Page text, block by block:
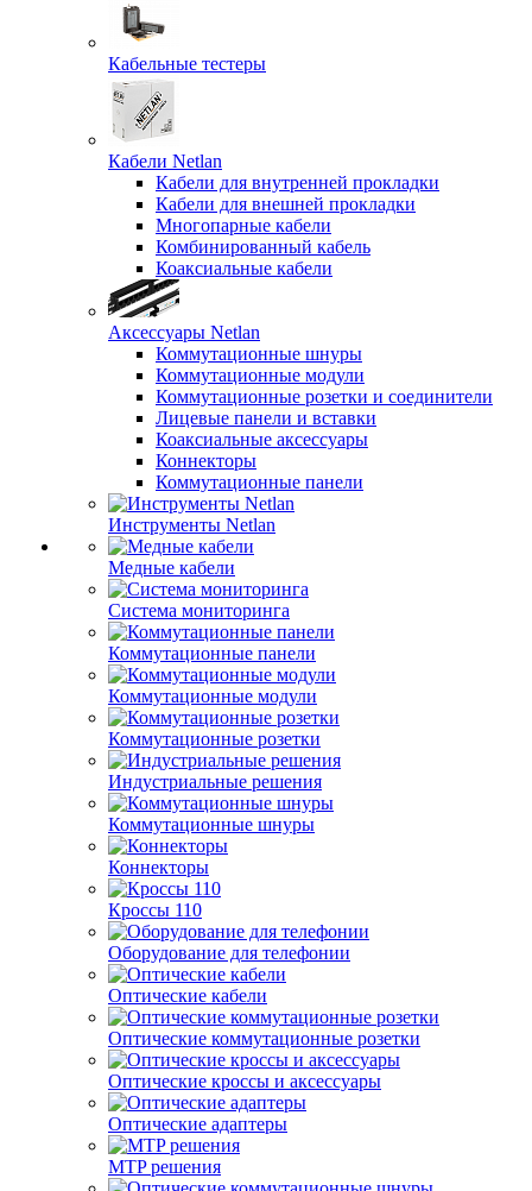
Кабельные тестеры
Кабели Netlan
Кабели для внутренней прокладки
Кабели для внешней прокладки
Многопарные кабели
Комбинированный кабель
Коаксиальные кабели
Аксессуары Netlan
Коммутационные шнуры
Коммутационные модули
Коммутационные розетки и соединители
Лицевые панели и вставки
Коаксиальные аксессуары
Коннекторы
Коммутационные панели
Инструменты Netlan
Медные кабели
Система мониторинга
Коммутационные панели
Коммутационные модули
Коммутационные розетки
Индустриальные решения
Коммутационные шнуры
Коннекторы
Кроссы 110
Оборудование для телефонии
Оптические кабели
Оптические коммутационные розетки
Оптические кроссы и аксессуары
Оптические адаптеры
MTP решения